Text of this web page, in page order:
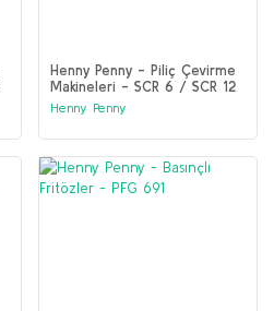
Henny Penny - Piliç Çevirme
Makineleri - SCR 6 / SCR 12
Henny Penny